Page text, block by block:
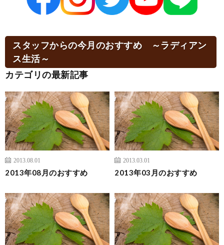
スタッフからの今月のおすすめ ～ラディアン
ス生活～
カテゴリの最新記事
2013.08.01
2013年08月のおすすめ
2013.03.01
2013年03月のおすすめ